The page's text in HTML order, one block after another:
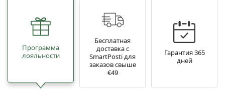
Программа
лояльности
Бесплатная
доставка с
SmartPosti для
заказов свыше
€49
Гарантия 365
дней